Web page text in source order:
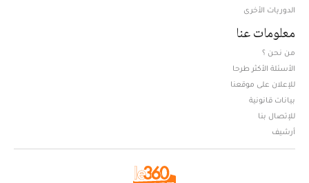
الدوريات الأخرى
معلومات عنا
من نحن ؟
الأسئلة الأكثر طرحا
للإعلان على موقعنا
بيانات قانونية
للإتصال بنا
أرشيف